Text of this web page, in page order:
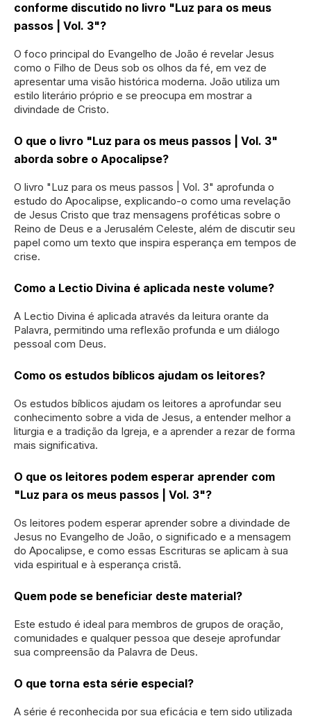
conforme discutido no livro "Luz para os meus
passos | Vol. 3"?
O foco principal do Evangelho de João é revelar Jesus
como o Filho de Deus sob os olhos da fé, em vez de
apresentar uma visão histórica moderna. João utiliza um
estilo literário próprio e se preocupa em mostrar a
divindade de Cristo.
O que o livro "Luz para os meus passos | Vol. 3"
aborda sobre o Apocalipse?
O livro "Luz para os meus passos | Vol. 3" aprofunda o
estudo do Apocalipse, explicando-o como uma revelação
de Jesus Cristo que traz mensagens proféticas sobre o
Reino de Deus e a Jerusalém Celeste, além de discutir seu
papel como um texto que inspira esperança em tempos de
crise.
Como a Lectio Divina é aplicada neste volume?
A Lectio Divina é aplicada através da leitura orante da
Palavra, permitindo uma reflexão profunda e um diálogo
pessoal com Deus.
Como os estudos bíblicos ajudam os leitores?
Os estudos bíblicos ajudam os leitores a aprofundar seu
conhecimento sobre a vida de Jesus, a entender melhor a
liturgia e a tradição da Igreja, e a aprender a rezar de forma
mais significativa.
O que os leitores podem esperar aprender com
"Luz para os meus passos | Vol. 3"?
Os leitores podem esperar aprender sobre a divindade de
Jesus no Evangelho de João, o significado e a mensagem
do Apocalipse, e como essas Escrituras se aplicam à sua
vida espiritual e à esperança cristã.
Quem pode se beneficiar deste material?
Este estudo é ideal para membros de grupos de oração,
comunidades e qualquer pessoa que deseje aprofundar
sua compreensão da Palavra de Deus.
O que torna esta série especial?
A série é reconhecida por sua eficácia e tem sido utilizada